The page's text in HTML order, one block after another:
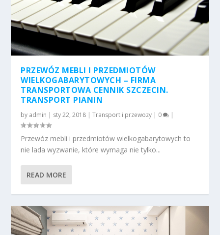
PRZEWÓZ MEBLI I PRZEDMIOTÓW
WIELKOGABARYTOWYCH – FIRMA
TRANSPORTOWA CENNIK SZCZECIN.
TRANSPORT PIANIN
by admin sty 22, 2018 |Transport i przewozy 0
Przewóz mebli i przedmiotów wielkogabarytowych to
nie lada wyzwanie, które wymaga nie tylko...
READ MORE